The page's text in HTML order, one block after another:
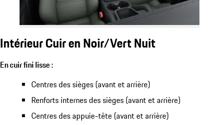
Intérieur Cuir en Noir/Vert Nuit
En cuir fini lisse :
Centres des sièges (avant et arrière)
Renforts internes des sièges (avant et arrière)
Centres des appuie-tête (avant et arrière)